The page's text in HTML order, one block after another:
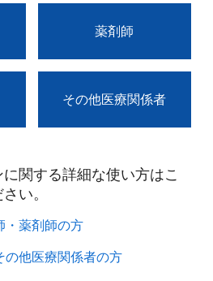
薬剤師
その他医療関係者
関する詳細な使い方はこ
い。​
・薬剤師の方​
の他医療関係者の方​